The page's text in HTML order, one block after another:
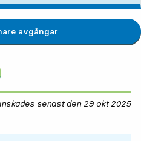
avgångar
senast den 29 okt 2025